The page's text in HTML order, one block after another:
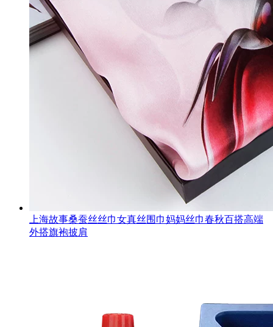
上海故事桑蚕丝丝巾女真丝围巾妈妈丝巾春秋百搭高端
外搭旗袍披肩